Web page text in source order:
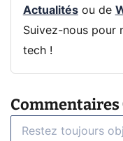
Actualitésou de
Suivez-nous pour
tech !
Commentaires